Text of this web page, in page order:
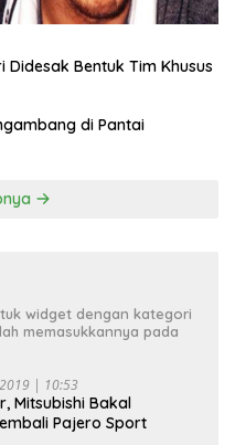
Didesak Bentuk Tim Khusus
di Pantai
widget dengan kategori
memasukkannya pada
| 10:53
Mitsubishi Bakal
Pajero Sport